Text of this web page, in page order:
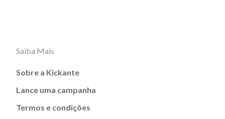
Saiba Mais
Sobre a Kickante
Lance uma campanha
Termos e condições